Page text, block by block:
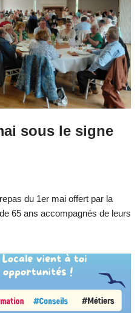
sous le signe
du 1er mai offert par la
65 ans accompagnés de leurs